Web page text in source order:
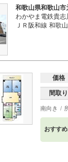
和歌山県和歌山市
わかやま電鉄貴
ＪＲ阪和線 和歌
価格
間取り
南向き
おすす